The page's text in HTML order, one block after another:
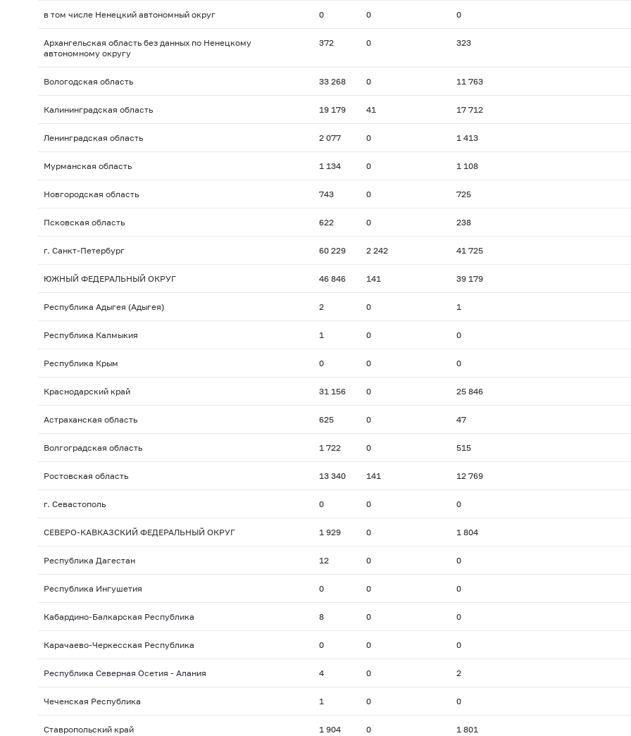
в том числе Ненецкий автономный округ 0 0 0
Архангельская область без данных по Ненецкому
автономному округу
372 0 323
Вологодская область 33 268 0 11 763
Калининградская область 19 179 41 17 712
Ленинградская область 2 077 0 1 413
Мурманская область 1 134 0 1 108
Новгородская область 743 0 725
Псковская область 622 0 238
г. Санкт-Петербург 60 229 2 242 41 725
ЮЖНЫЙ ФЕДЕРАЛЬНЫЙ ОКРУГ 46 846 141 39 179
Республика Адыгея (Адыгея) 2 0 1
Республика Калмыкия 1 0 0
Республика Крым 0 0 0
Краснодарский край 31 156 0 25 846
Астраханская область 625 0 47
Волгоградская область 1 722 0 515
Ростовская область 13 340 141 12 769
г. Севастополь 0 0 0
СЕВЕРО-КАВКАЗСКИЙ ФЕДЕРАЛЬНЫЙ ОКРУГ 1 929 0 1 804
Республика Дагестан 12 0 0
Республика Ингушетия 0 0 0
Кабардино-Балкарская Республика 8 0 0
Карачаево-Черкесская Республика 0 0 0
Республика Северная Осетия - Алания 4 0 2
Чеченская Республика 1 0 0
Ставропольский край 1 904 0 1 801